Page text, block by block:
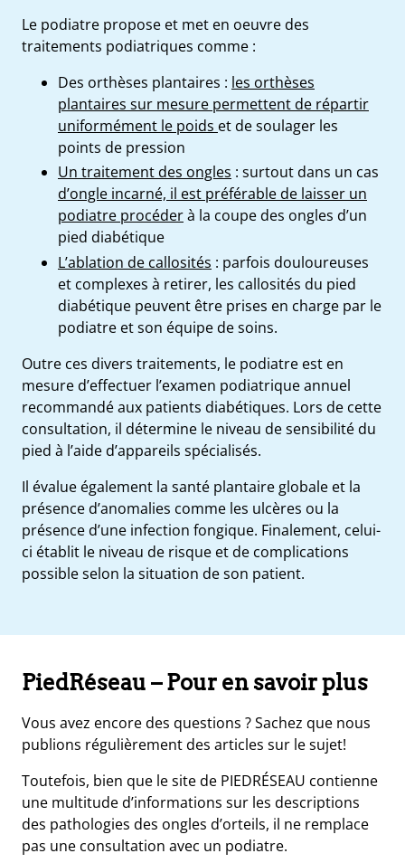
Le podiatre propose et met en oeuvre des
traitements podiatriques comme :
Des orthèses plantaires : les orthèses
plantaires sur mesure permettent de répartir
uniformément le poids et de soulager les
points de pression
Un traitement des ongles : surtout dans un cas
d’ongle incarné, il est préférable de laisser un
podiatre procéderà la coupe des ongles d’un
pied diabétique
L’ablation de callosités : parfois douloureuses
et complexes à retirer, les callosités du pied
diabétique peuvent être prises en charge par le
podiatre et son équipe de soins.
Outre ces divers traitements, le podiatre est en
mesure d’effectuer l’examen podiatrique annuel
recommandé aux patients diabétiques. Lors de cette
consultation, il détermine le niveau de sensibilité du
pied à l’aide d’appareils spécialisés.
Il évalue également la santé plantaire globale et la
présence d’anomalies comme les ulcères ou la
présence d’une infection fongique. Finalement, celui-
ci établit le niveau de risque et de complications
possible selon la situation de son patient.
PiedRéseau – Pour en savoir plus
Vous avez encore des questions ? Sachez que nous
publions régulièrement des articles sur le sujet!
Toutefois, bien que le site de PIEDRÉSEAU contienne
une multitude d’informations sur les descriptions
des pathologies des ongles d’orteils, il ne remplace
pas une consultation avec un podiatre.